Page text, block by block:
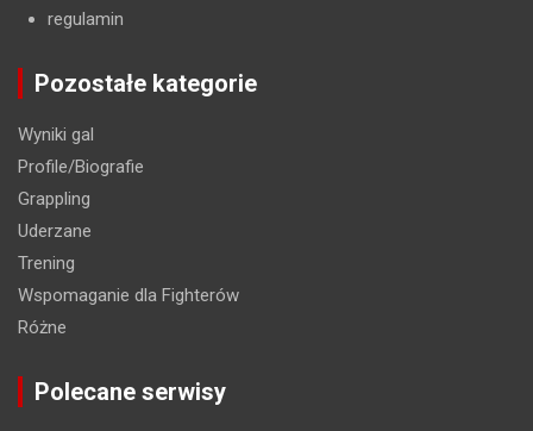
regulamin
Pozostałe kategorie
Wyniki gal
Profile/Biografie
Grappling
Uderzane
Trening
Wspomaganie dla Fighterów
Różne
Polecane serwisy